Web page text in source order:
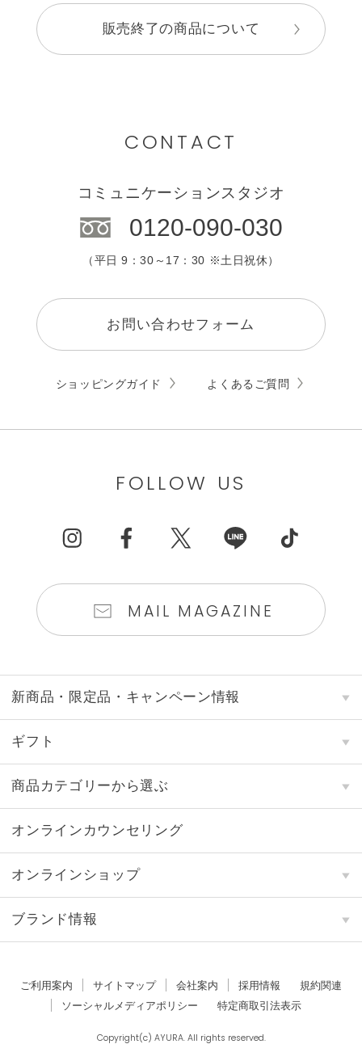
販売終了の商品について
CONTACT
コミュニケーションスタジオ
0120-090-030
（平日 9：30～17：30 ※土日祝休）
お問い合わせフォーム
ショッピングガイド よくあるご質問
FOLLOW US
MAIL MAGAZINE
新商品・限定品・キャンペーン情報
ギフト
商品カテゴリーから選ぶ
オンラインカウンセリング
オンラインショップ
ブランド情報
ご利用案内 サイトマップ 会社案内 採用情報
規約関連
ソーシャルメディアポリシー
特定商取引法表示
Copyright(c) AYURA. All rights reserved.